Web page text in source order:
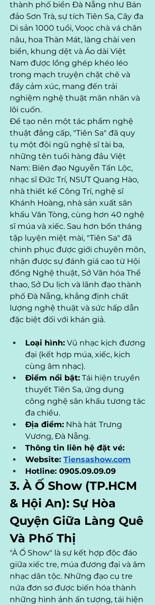
thành phố biển Đà Nẵng như Bán
đảo Sơn Trà, sự tích Tiên Sa, Cây đa
Di sản 1000 tuổi, Voọc chà vá chân
nâu, hoa Thàn Mát, làng chài ven
biển, khung dệt và Áo dài Việt
Nam được lồng ghép khéo léo
trong mạch truyện chặt chẽ và
đầy cảm xúc, mang đến trải
nghiệm nghệ thuật mãn nhãn và
lôi cuốn.
Để tạo nên một tác phẩm nghệ
thuật đẳng cấp, "Tiên Sa" đã quy
tụ một đội ngũ nghệ sĩ tài ba,
những tên tuổi hàng đầu Việt
Nam: Biên đạo Nguyễn Tấn Lộc,
nhạc sĩ Đức Trí, NSƯT Quang Hào,
nhà thiết kế Công Trí, nghệ sĩ
Khánh Hoàng, nhà sản xuất sân
khấu Văn Tòng, cùng hơn 40 nghệ
sĩ múa và xiếc. Sau hơn bốn tháng
tập luyện miệt mài, "Tiên Sa" đã
chinh phục được giới chuyên môn,
nhận được sự đánh giá cao từ Hội
đồng Nghệ thuật, Sở Văn hóa Thể
thao, Sở Du lịch và lãnh đạo thành
phố Đà Nẵng, khẳng định chất
lượng nghệ thuật và sức hấp dẫn
đặc biệt đối với khán giả.
Loại hình: Vũ nhạc kịch đương
đại (kết hợp múa, xiếc, kịch
cùng âm nhạc).
Điểm nổi bật: Tái hiện truyền
thuyết Tiên Sa, ứng dụng
công nghệ sân khấu tương tác
đa chiều.
Địa điểm: Nhà hát Trưng
Vương, Đà Nẵng.
Thông tin liên hệ đặt vé:
Website: Tiensashow.com
Hotline: 0905.09.09.09
3. À Ố Show (TP.HCM
& Hội An): Sự Hòa
Quyện Giữa Làng Quê
Và Phố Thị
"À Ố Show" là sự kết hợp độc đáo
giữa xiếc tre, múa đương đại và âm
nhạc dân tộc. Những đạo cụ tre
nứa đơn sơ được biến hóa thành
những hình ảnh ấn tượng, tái hiện